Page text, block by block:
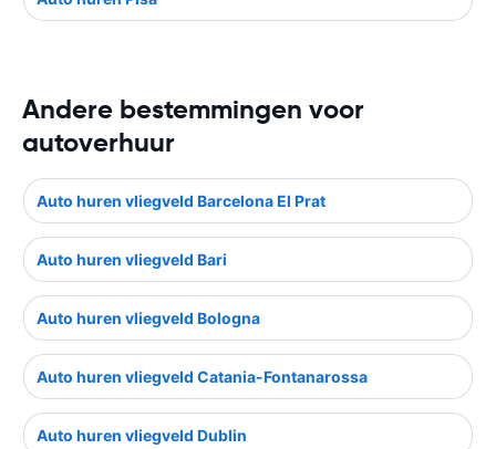
Andere bestemmingen voor
autoverhuur
Auto huren vliegveld Barcelona El Prat
Auto huren vliegveld Bari
Auto huren vliegveld Bologna
Auto huren vliegveld Catania-Fontanarossa
Auto huren vliegveld Dublin